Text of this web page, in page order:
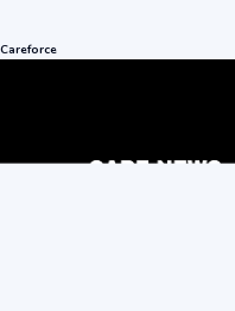
Careforce